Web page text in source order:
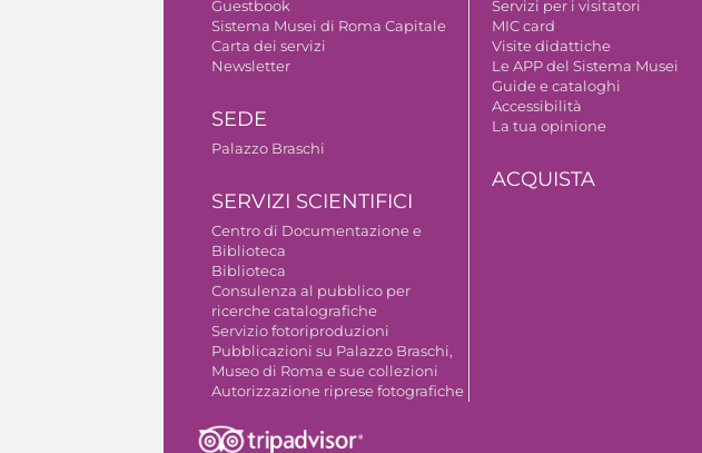
Guestbook
Sistema Musei di Roma Capitale
Carta dei servizi
Newsletter
SEDE
Palazzo Braschi
SERVIZI SCIENTIFICI
Centro di Documentazione e
Biblioteca
Biblioteca
Consulenza al pubblico per
ricerche catalografiche
Servizio fotoriproduzioni
Pubblicazioni su Palazzo Braschi,
Museo di Roma e sue collezioni
Autorizzazione riprese fotografiche
Servizi per i visitatori
MIC card
Visite didattiche
Le APP del Sistema Musei
Guide e cataloghi
Accessibilità
La tua opinione
ACQUISTA